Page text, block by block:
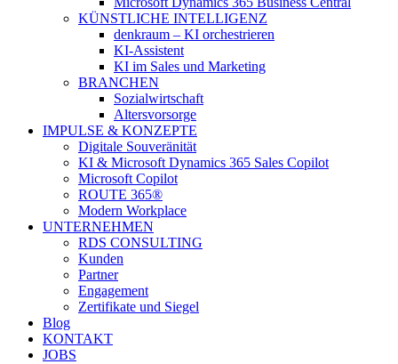
KÜNSTLICHE INTELLIGENZ
denkraum – KI orchestrieren
KI-Assistent
KI im Sales und Marketing
BRANCHEN
Sozialwirtschaft
Altersvorsorge
IMPULSE & KONZEPTE
Digitale Souveränität
KI & Microsoft Dynamics 365 Sales Copilot
Microsoft Copilot
ROUTE 365®
Modern Workplace
UNTERNEHMEN
RDS CONSULTING
Kunden
Partner
Engagement
Zertifikate und Siegel
Blog
KONTAKT
JOBS